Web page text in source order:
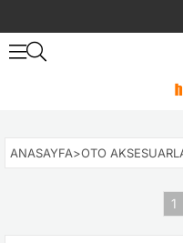
ANASAYFA>OTO
1